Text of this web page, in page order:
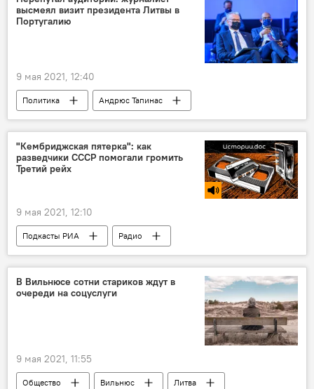
высмеял визит президента Литвы в
Португалию
9 мая 2021, 12:40
Политика
Андрюс Тапинас
Гитанас Науседа
Португалия Литва
"Кембриджская пятерка": как
разведчики СССР помогали громить
Третий рейх
9 мая 2021, 12:10
Подкасты РИА Радио
В Вильнюсе сотни стариков ждут в
очереди на соцуслуги
9 мая 2021, 11:55
Общество Вильнюс
Литва